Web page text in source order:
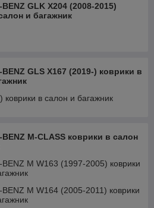
BENZ GLK X204 (2008-2015)
и багажник
BENZ GLS X167 (2019-) коврики в
коврики в салон и багажник
BENZ M-CLASS коврики в салон
BENZ M W163 (1997-2005) коврики
BENZ M W164 (2005-2011) коврики